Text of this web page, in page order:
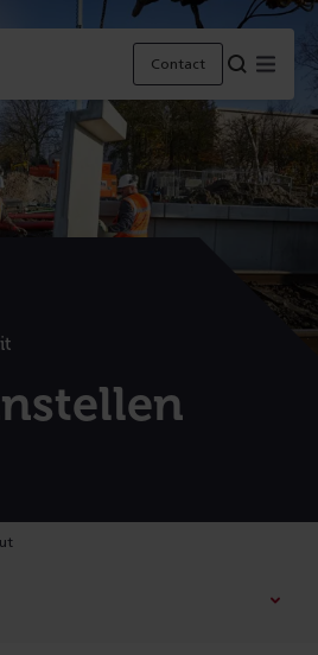
Contact Menu